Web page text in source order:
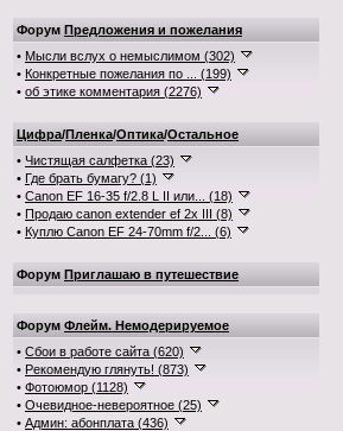
Форум Предложения и пожелания
• Мысли вслух о немыслимом (302)
• Конкретные пожелания по ... (199)
• об этике комментария (2276)
Цифра/Пленка/Оптика/Остальное
• Чистящая салфетка (23)
• Где брать бумагу? (1)
• Canon EF 16-35 f/2.8 L II или... (18)
• Продаю canon extender ef 2x III (8)
• Куплю Canon EF 24-70mm f/2... (6)
Форум Приглашаю в путешествие
Форум Флейм. Немодерируемое
• Сбои в работе сайта (620)
• Рекомендую глянуть! (873)
• Фотоюмор (1128)
• Очевидное-невероятное (25)
• Админ: абонплата (436)